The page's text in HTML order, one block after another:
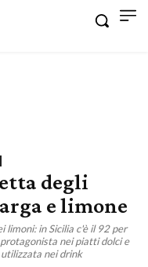
degli
e limone
limoni: in Sicilia c'è il 92 per
nei piatti dolci e
nei drink